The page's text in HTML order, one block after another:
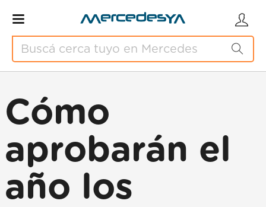
Cómo
aprobarán el
año los